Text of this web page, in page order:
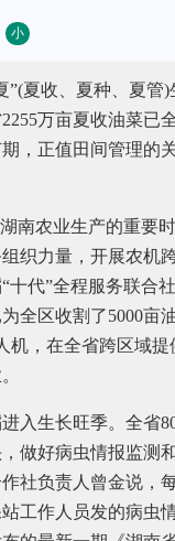
小
夏收、夏种、夏管)
万亩夏收油菜已
，正值田间管理的
农业生产的重要时
织力量，开展农机
十代”全程服务联合
全区收割了5000亩
机，在全省跨区域
生长旺季。全省
做好病虫情报监测
社负责人曾金说，
工作人员发的病虫